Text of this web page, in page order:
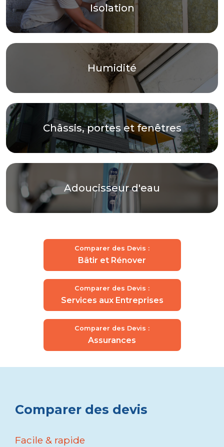
Isolation
Humidité
Châssis, portes et fenêtres
Adoucisseur d'eau
Comparer des Devis :
Bâtir et Rénover
Comparer des Devis :
Services aux Entreprises
Comparer des Devis :
Assurances
Comparer des devis
Facile & rapide